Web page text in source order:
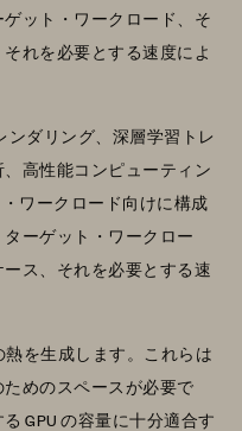
ット・ワークロード、そ
れを必要とする速度によ
ンダリング、深層学習トレ
高性能コンピューティン
ワークロード向けに構成
ーゲット・ワークロー
ス、それを必要とする速
熱を生成します。これらは
めのスペースが必要で
GPU の容量に十分適合す